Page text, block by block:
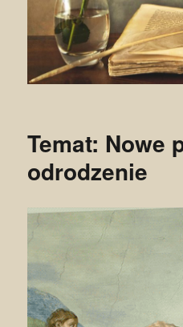
Temat: Nowe
odrodzenie